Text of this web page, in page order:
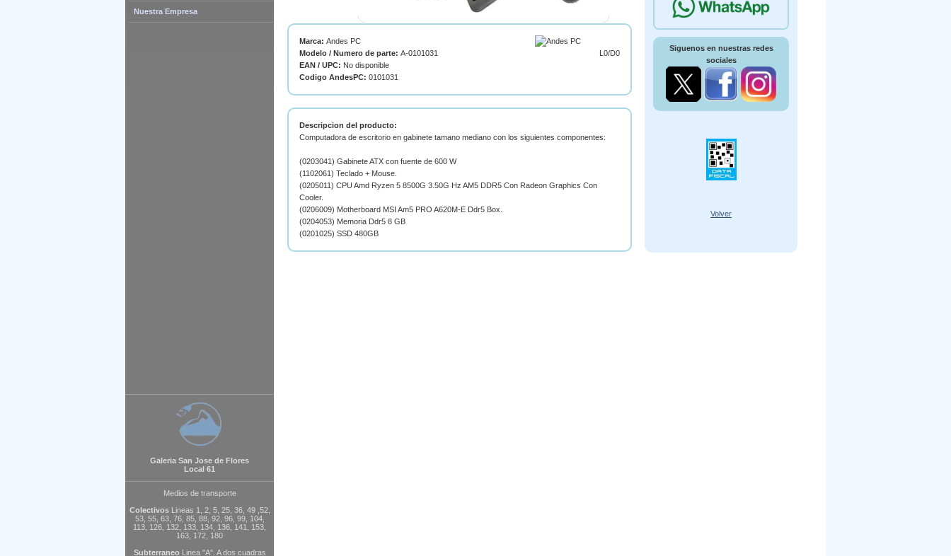
Nuestra Empresa
Galeria San Jose de Flores
Local 61
Medios de transporte
ColectivosLineas 1, 2, 5, 25, 36, 49 ,52,
53, 55, 63, 76, 85, 88, 92, 96, 99, 104,
113, 126, 132, 133, 134, 136, 141, 153,
163, 172, 180
Subterraneo Linea "A". A dos cuadras
L0/D0
Marca: Andes PC
Modelo / Numero de parte: A-0101031
EAN / UPC: No disponible
Codigo AndesPC: 0101031
Descripcion del producto:
Computadora de escritorio en gabinete tamano mediano con los siguientes componentes:
(0203041) Gabinete ATX con fuente de 600 W
(1102061) Teclado + Mouse.
(0205011) CPU Amd Ryzen 5 8500G 3.50G Hz AM5 DDR5 Con Radeon Graphics Con
Cooler.
(0206009) Motherboard MSI Am5 PRO A620M-E Ddr5 Box.
(0204053) Memoria Ddr5 8 GB
(0201025) SSD 480GB
Siguenos en nuestras redes
sociales
Volver